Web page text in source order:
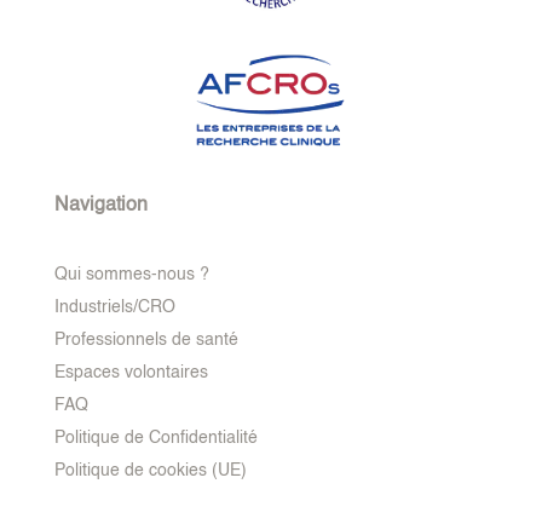
Navigation
Qui sommes-nous ?
Industriels/CRO
Professionnels de santé
Espaces volontaires
FAQ
Politique de Confidentialité
Politique de cookies (UE)